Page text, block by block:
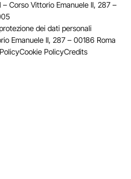
Corso Vittorio Emanuele II, 287 –
dei dati personali
Emanuele II, 287 – 00186 Roma
Cookie PolicyCredits